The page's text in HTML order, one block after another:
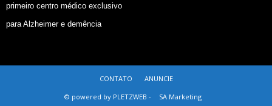
primeiro centro médico exclusivo
para Alzheimer e demência
CONTATO
ANUNCIE
© powered by PLETZWEB -
SA Marketing